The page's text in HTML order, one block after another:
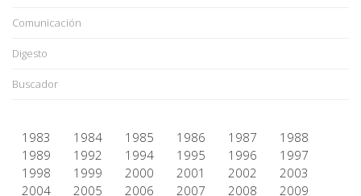
Comunicación
Digesto
Buscador
1983 1984 1985 1986 1987
1988
1989
1992 1994 1995 1996
1997
1998
1999 2000 2001 2002
2003
2004
2005 2006 2007 2008
2009